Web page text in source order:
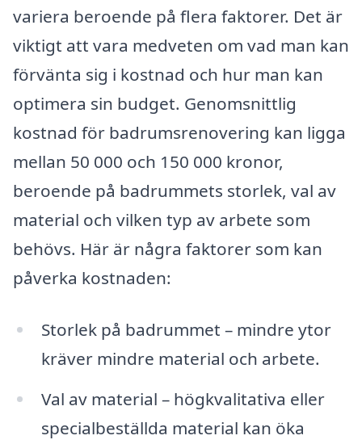
variera beroende på flera faktorer. Det är
viktigt att vara medveten om vad man kan
förvänta sig i kostnad och hur man kan
optimera sin budget. Genomsnittlig
kostnad för badrumsrenovering kan ligga
mellan 50 000 och 150 000 kronor,
beroende på badrummets storlek, val av
material och vilken typ av arbete som
behövs. Här är några faktorer som kan
påverka kostnaden:
Storlek på badrummet – mindre ytor
kräver mindre material och arbete.
Val av material – högkvalitativa eller
specialbeställda material kan öka